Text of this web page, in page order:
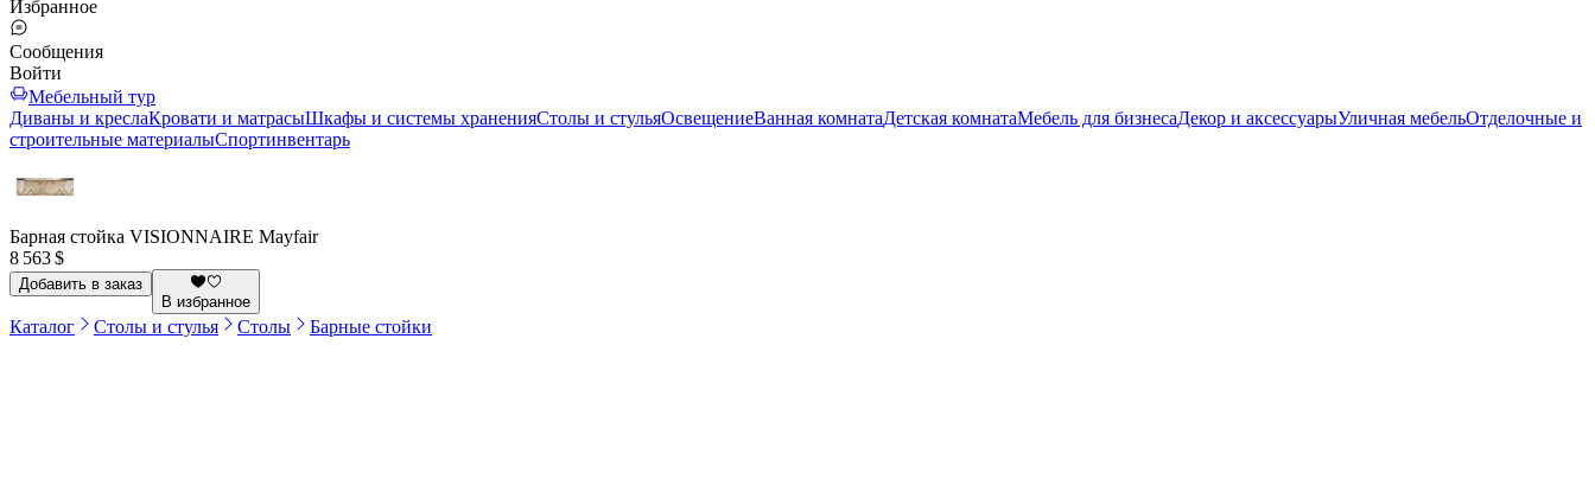
Избранное
Сообщения
Войти
Мебельный тур
Диваны и креслаКровати и матрасыШкафы и системы храненияСтолы и стульяОсвещениеВанная комнатаДетская комнатаМебель для бизнесаДекор и аксессуарыУличная мебельОтделочные и
строительные материалыСпортинвентарь
Барная стойка VISIONNAIRE Mayfair
8 563 $
Добавить в заказ
В избранное
Каталог Столы и стулья Столы Барные стойки